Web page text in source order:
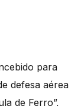
para
defesa aérea
de Ferro”,